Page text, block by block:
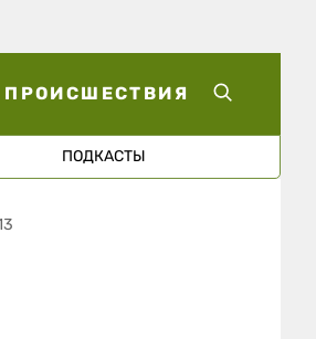
ПРОИСШЕСТВИЯ
ПОДКАСТЫ